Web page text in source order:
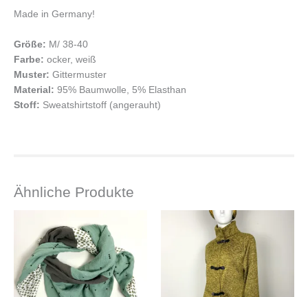
Made in Germany!
Größe: M/ 38-40
Farbe: ocker, weiß
Muster: Gittermuster
Material: 95% Baumwolle, 5% Elasthan
Stoff: Sweatshirtstoff (angerauht)
Ähnliche Produkte